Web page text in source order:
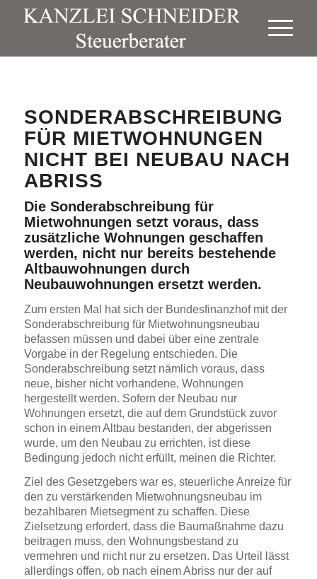
SONDERABSCHREIBUNG
FÜR MIETWOHNUNGEN
NICHT BEI NEUBAU NACH
ABRISS
Die Sonderabschreibung für
Mietwohnungen setzt voraus, dass
zusätzliche Wohnungen geschaffen
werden, nicht nur bereits bestehende
Altbauwohnungen durch
Neubauwohnungen ersetzt werden.
Zum ersten Mal hat sich der Bundesfinanzhof mit der
Sonderabschreibung für Mietwohnungsneubau
befassen müssen und dabei über eine zentrale
Vorgabe in der Regelung entschieden. Die
Sonderabschreibung setzt nämlich voraus, dass
neue, bisher nicht vorhandene, Wohnungen
hergestellt werden. Sofern der Neubau nur
Wohnungen ersetzt, die auf dem Grundstück zuvor
schon in einem Altbau bestanden, der abgerissen
wurde, um den Neubau zu errichten, ist diese
Bedingung jedoch nicht erfüllt, meinen die Richter.
Ziel des Gesetzgebers war es, steuerliche Anreize für
den zu verstärkenden Mietwohnungsneubau im
bezahlbaren Mietsegment zu schaffen. Diese
Zielsetzung erfordert, dass die Baumaßnahme dazu
beitragen muss, den Wohnungsbestand zu
vermehren und nicht nur zu ersetzen. Das Urteil lässt
allerdings offen, ob nach einem Abriss nur der auf